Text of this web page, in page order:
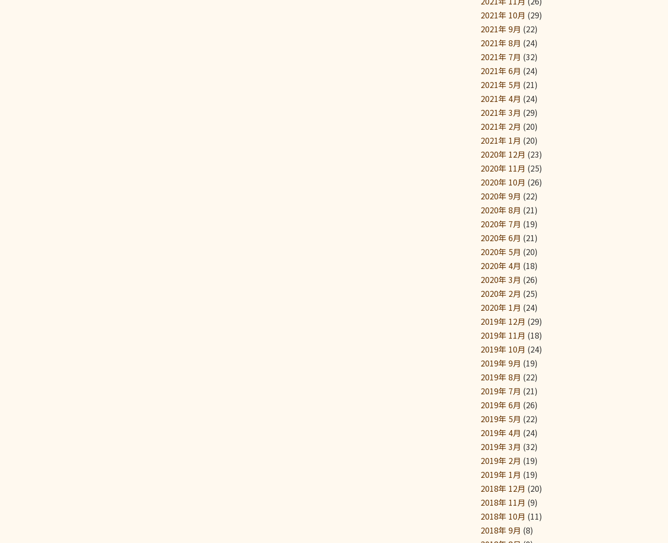
2021年 10月 (29)
2021年 9月 (22)
2021年 8月 (24)
2021年 7月 (32)
2021年 6月 (24)
2021年 5月 (21)
2021年 4月 (24)
2021年 3月 (29)
2021年 2月 (20)
2021年 1月 (20)
2020年 12月 (23)
2020年 11月 (25)
2020年 10月 (26)
2020年 9月 (22)
2020年 8月 (21)
2020年 7月 (19)
2020年 6月 (21)
2020年 5月 (20)
2020年 4月 (18)
2020年 3月 (26)
2020年 2月 (25)
2020年 1月 (24)
2019年 12月 (29)
2019年 11月 (18)
2019年 10月 (24)
2019年 9月 (19)
2019年 8月 (22)
2019年 7月 (21)
2019年 6月 (26)
2019年 5月 (22)
2019年 4月 (24)
2019年 3月 (32)
2019年 2月 (19)
2019年 1月 (19)
2018年 12月 (20)
2018年 11月 (9)
2018年 10月 (11)
2018年 9月 (8)